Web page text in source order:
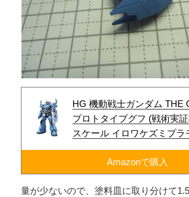
HG 機動戦士ガンダム THE
プロトタイプグフ (戦術実
スケール イロワケズミプラ
Amazonで購入
量が少ないので、塗料皿に取り分けて